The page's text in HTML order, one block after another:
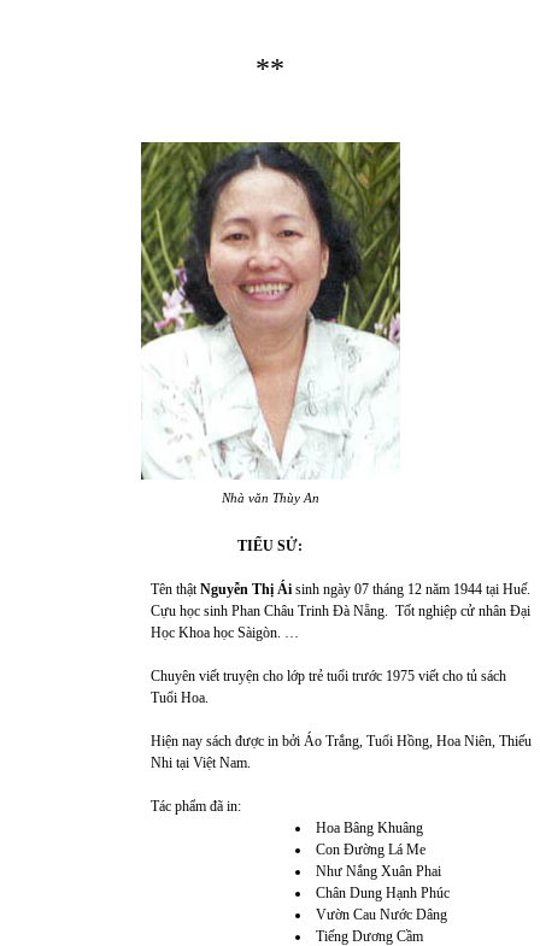
**
Nhà văn Thùy An
TIỂU SỬ:
Tên thậtNguyễn Thị Ái sinh ngày 07 tháng 12 năm 1944 tại Huế.
Cựu học sinh Phan Châu Trinh Đà Nẵng. Tốt nghiệp cử nhân Đại
Học Khoa học Sàigòn. …
Chuyên viết truyện cho lớp trẻ tuổi trước 1975 viết cho tủ sách
Tuổi Hoa.
Hiện nay sách được in bởi Áo Trắng, Tuổi Hồng, Hoa Niên, Thiếu
Nhi tại Việt Nam.
Tác phẩm đã in:
Hoa Bâng Khuâng
Con Đường Lá Me
Như Nắng Xuân Phai
Chân Dung Hạnh Phúc
Vườn Cau Nước Dâng
Tiếng Dương Cầm